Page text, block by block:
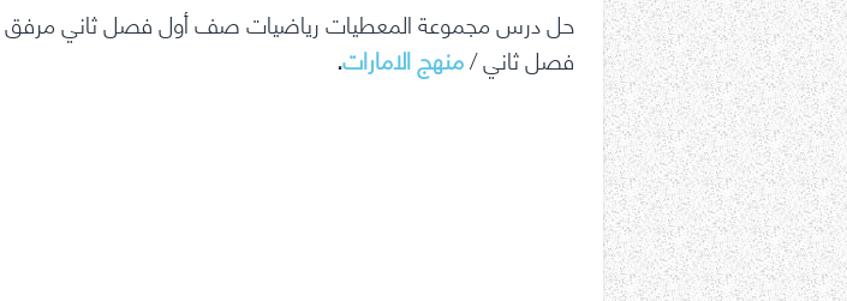
حل درس مجموعة المعطيات رياضيات صف أول فصل ثاني
فصل ثاني /منهج الامارات.